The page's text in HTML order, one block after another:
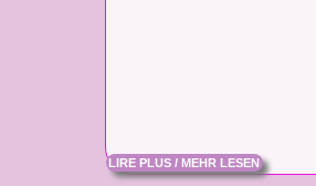
LIRE PLUS / MEHR LESEN